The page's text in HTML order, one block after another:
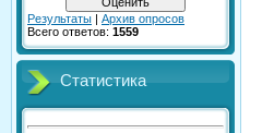
Результаты | Архив опросов
Всего ответов: 1559
Статистика